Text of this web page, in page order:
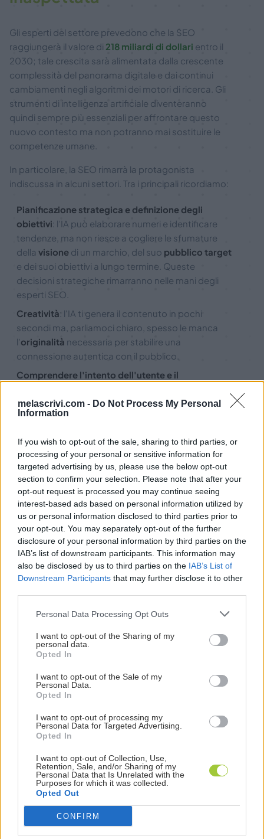
melascrivi.com - Do Not Process My Personal
Information
If you wish to opt-out of the sale, sharing to third parties, or
processing of your personal or sensitive information for
targeted advertising by us, please use the below opt-out
section to confirm your selection. Please note that after your
opt-out request is processed you may continue seeing
interest-based ads based on personal information utilized by
us or personal information disclosed to third parties prior to
your opt-out. You may separately opt-out of the further
disclosure of your personal information by third parties on the
IAB’s list of downstream participants. This information may
also be disclosed by us to third parties on the IAB’s List of
Downstream Participants that may further disclose it to other
Personal Data Processing Opt Outs
I want to opt-out of the Sharing of my
personal data.
Opted In
I want to opt-out of the Sale of my
Personal Data.
Opted In
I want to opt-out of processing my
Personal Data for Targeted Advertising.
Opted In
I want to opt-out of Collection, Use,
Retention, Sale, and/or Sharing of my
Personal Data that Is Unrelated with the
Purposes for which it was collected.
Opted Out
CONFIRM
Gli esperti del settore prevedono che la SEO
raggiungerà il valore di 218 miliardi di dollari entro il
2030; tale crescita sarà alimentata dalla crescente
complessità del panorama digitale e dai continui
cambiamenti negli algoritmi dei motori di ricerca. Gli
strumenti di intelligenza artificiale diventeranno
quindi sempre più essenziali per affrontare questo
nuovo contesto ma non potranno mai sostituire le
competenze umane.
In particolare, la SEO rimarrà la protagonista
indiscussa in alcuni settori. Tra i principali ricordiamo:
Pianificazione strategica e definizione degli
obiettivi: l’IA può elaborare numeri e identificare
tendenze, ma non riesce a cogliere le sfumature
della visione di un marchio, del suo pubblico target
e dei suoi obiettivi a lungo termine. Queste
decisioni strategiche rimarranno nelle mani degli
esperti SEO.
Creatività: l'IA ti genera il contenuto in pochi
secondi ma, parliamoci chiaro, spesso le manca
l'originalità necessaria per stabilire una
connessione autentica con il pubblico.
Comprendere l'intento dell'utente e il
intercettarel'intentoe le emozioni che guidano le
ricerche degli utenti. Gli esperti SEO invece
ricerca.
Aggiornamenti degli algoritmi e cambiamenti del
settore: il panorama digitale è in continua
evoluzione, con algoritmi dei motori di ricerca e
best practice che cambiano frequentemente;
soltanto l'intelligenza umana possiede le capacità
di
pensiero critico
e adattabilità necessarie per
stare al passo con queste trasformazioni.
Considerazioni etiche e reputazione del marchio :
la supervisione umana rimane essenziale per
garantire la conformità allelinee guida etichee alla
reputazione del marchio.
SEO e IA: le 7 strategie per il
successo
contesto è fondamentale per rimanere competitivi:
ma quali sono le
best practice più efficaci?
Gli strumenti IA sono progettati per potenziare le tue
capacità in quanto possono aiutarti a cercare le
keywords, ad esempio, o aottimizzare i contenuti
effettuarel'analisi della concorrenza
contesti e dedica il tuo tempo al lato creativo o
strategico della SEO.